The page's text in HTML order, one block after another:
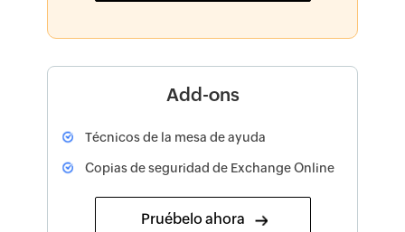
Add-ons
Técnicos de la mesa de ayuda
Copias de seguridad de Exchange Online
Pruébelo ahora